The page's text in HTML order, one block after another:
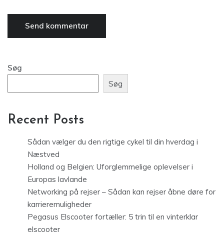
Søg
Søg
Recent Posts
Sådan vælger du den rigtige cykel til din hverdag i
Næstved
Holland og Belgien: Uforglemmelige oplevelser i
Europas lavlande
Networking på rejser – Sådan kan rejser åbne døre for
karrieremuligheder
Pegasus Elscooter fortæller: 5 trin til en vinterklar
elscooter